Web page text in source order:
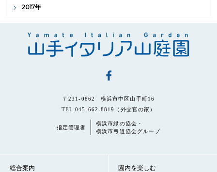
2017年
〒231-0862 横浜市中区山手町16
TEL 045-662-8819（外交官の家）
指定管理者
横浜市緑の協会・
横浜市弓道協会グループ
総合案内 園内を楽しむ